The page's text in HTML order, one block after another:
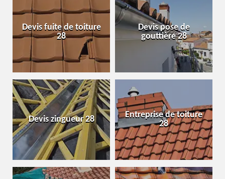
Devis fuite de toiture
28
Devis pose de
gouttière 28
Devis zingueur 28
Entreprise de toiture
28